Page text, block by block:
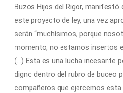
Buzos Hijos del Rigor, manifestó
este proyecto de ley, una vez
serán “muchísimos, porque
momento, no estamos insertos
(…) Esta es una lucha incesante
digno dentro del rubro de buceo
compañeros que ejercemos esta